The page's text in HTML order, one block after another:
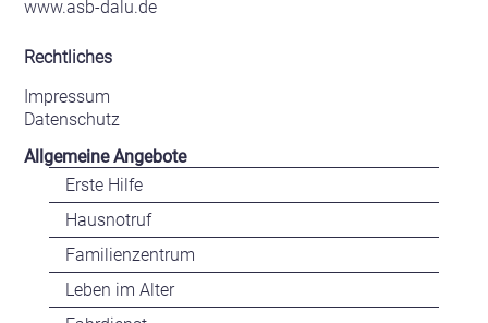
www.asb-dalu.de
Rechtliches
Impressum
Datenschutz
Allgemeine Angebote
Erste Hilfe
Hausnotruf
Familienzentrum
Leben im Alter